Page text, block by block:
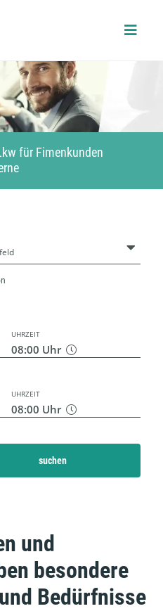
für Fimenkunden
UHRZEIT
08:00 Uhr
UHRZEIT
08:00 Uhr
suchen
und
besondere
Bedürfnisse